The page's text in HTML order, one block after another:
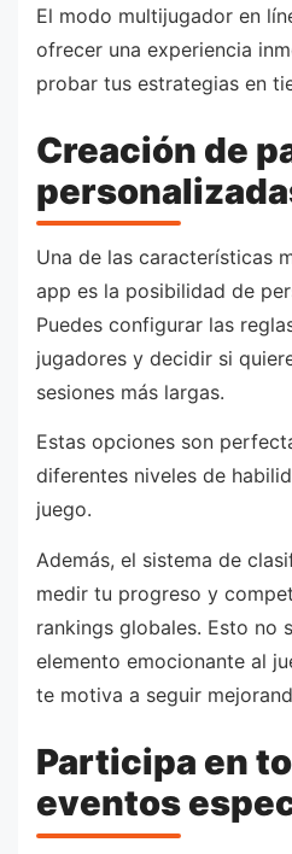
El modo multijugador en
ofrecer una experiencia
probar tus estrategias en
Creación de
Una de las características
app es la posibilidad de
Puedes configurar las
jugadores y decidir si
sesiones más largas.
Estas opciones son
diferentes niveles de
juego.
Además, el sistema de
medir tu progreso y
rankings globales. Esto no
elemento emocionante al
te motiva a seguir
Participa en
eventos